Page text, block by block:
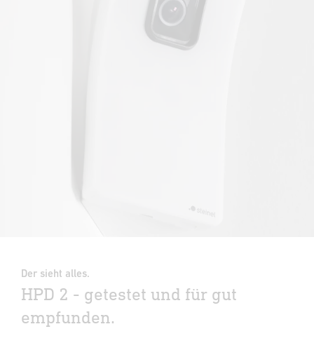
Der sieht alles.
HPD 2 - getestet und für gut
empfunden.